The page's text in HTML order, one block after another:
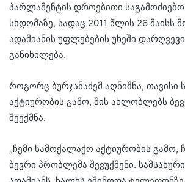
პარლამენტის დროებითი საგამოძიებო
სხდომაზე, სადაც 2011 წლის 26 მაისს
ადამიანის უფლებების უხეში
განიხილება.
როგორც ბურჯანაძემ აღნიშნა, თავისი
აქტიურობის გამო, მის ახლობლებს
შეექმნა.
„ჩემი სამოქალაქო აქტიურობის გამო,
ბევრი პრობლემა შევუქმენი.